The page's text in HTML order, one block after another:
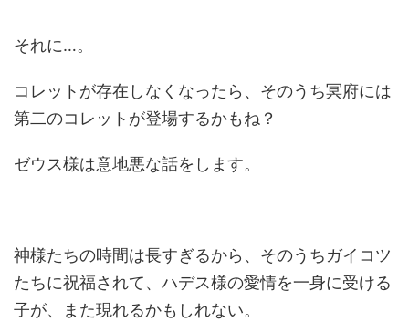
それに…。
コレットが存在しなくなったら、そのうち冥府には
第二のコレットが登場するかもね？
ゼウス様は意地悪な話をします。
神様たちの時間は長すぎるから、そのうちガイコツ
たちに祝福されて、ハデス様の愛情を一身に受ける
子が、また現れるかもしれない。